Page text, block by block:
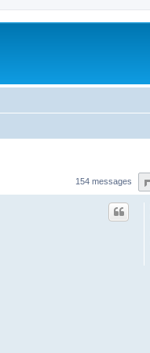
154 messages